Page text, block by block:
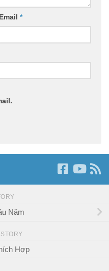
Email *
Năm
Hợp